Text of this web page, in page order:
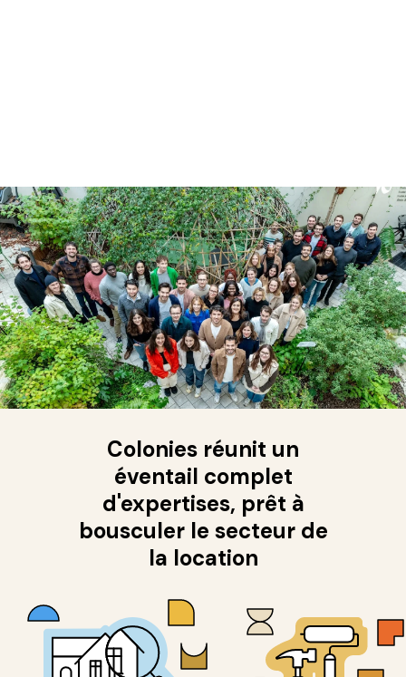
Colonies réunit un
éventail complet
d'expertises, prêt à
bousculer le secteur de
la location